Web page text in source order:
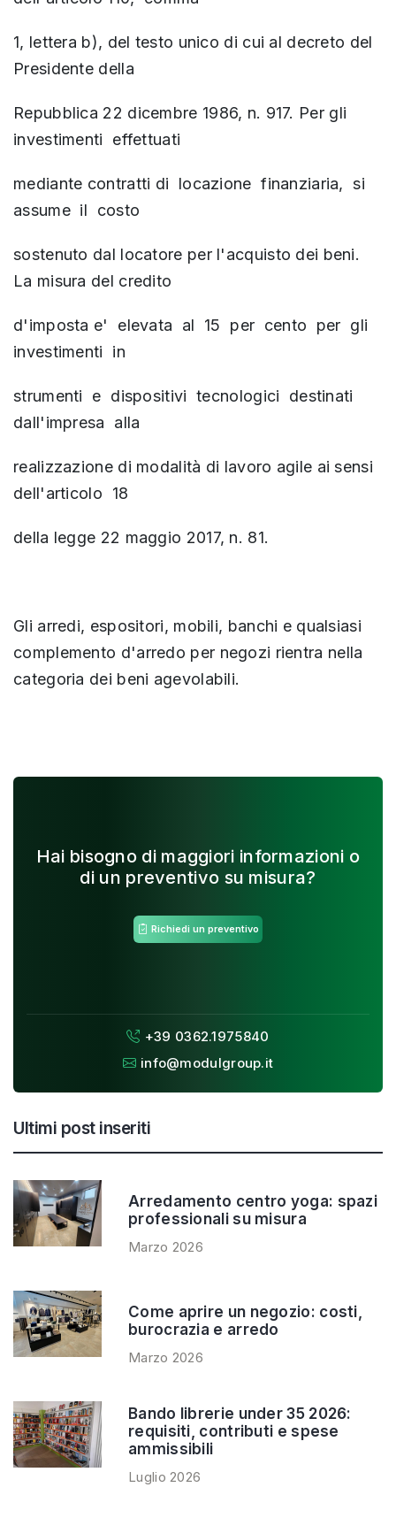
1, lettera b), del testo unico di cui al decreto del
Presidente della
Repubblica 22 dicembre 1986, n. 917. Per gli
investimenti effettuati
mediante contratti di locazione finanziaria, si
assume il costo
sostenuto dal locatore per l'acquisto dei beni.
La misura del credito
d'imposta e' elevata al 15 per cento per gli
investimenti in
strumenti e dispositivi tecnologici destinati
dall'impresa alla
realizzazione di modalità di lavoro agile ai sensi
dell'articolo 18
della legge 22 maggio 2017, n. 81.
Gli arredi, espositori, mobili, banchi e qualsiasi
complemento d'arredo per negozi rientra nella
categoria dei beni agevolabili.
Hai bisogno di maggiori informazioni o
di un preventivo su misura?
Richiedi un preventivo
+39 0362.1975840
info@modulgroup.it
Ultimi post inseriti
Arredamento centro yoga: spazi
professionali su misura
Marzo 2026
Come aprire un negozio: costi,
burocrazia e arredo
Marzo 2026
Bando librerie under 35 2026:
requisiti, contributi e spese
ammissibili
Luglio 2026